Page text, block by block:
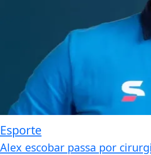
Esporte
Alex escobar passa por